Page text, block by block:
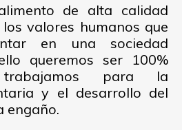
de alta calidad
valores humanos que
en una sociedad
queremos ser 100%
trabajamos para la
y el desarrollo del
engaño.